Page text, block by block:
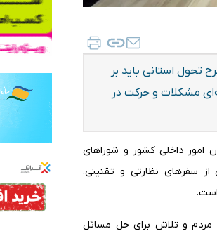
استانی باید بر
مشکلات و حرکت در
امور داخلی کشور و شوراهای
سفرهای نظارتی و تقنینی،
مردم و تلاش برای حل مسائل